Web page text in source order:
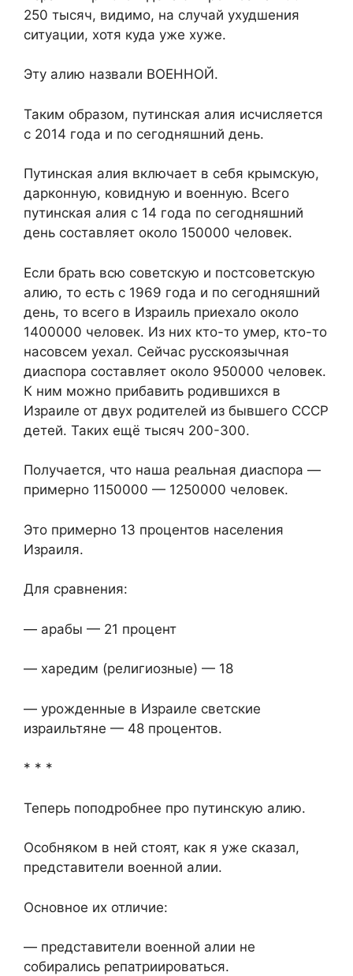
250 тысяч, видимо, на случай ухудшения
ситуации, хотя куда уже хуже.
Эту алию назвали ВОЕННОЙ.
Таким образом, путинская алия исчисляется
с 2014 года и по сегодняшний день.
Путинская алия включает в себя крымскую,
дарконную, ковидную и военную. Всего
путинская алия с 14 года по сегодняшний
день составляет около 150000 человек.
Если брать всю советскую и постсоветскую
алию, то есть с 1969 года и по сегодняшний
день, то всего в Израиль приехало около
1400000 человек. Из них кто-то умер, кто-то
насовсем уехал. Сейчас русскоязычная
диаспора составляет около 950000 человек.
К ним можно прибавить родившихся в
Израиле от двух родителей из бывшего СССР
детей. Таких ещё тысяч 200-300.
Получается, что наша реальная диаспора —
примерно 1150000 — 1250000 человек.
Это примерно 13 процентов населения
Израиля.
Для сравнения:
— арабы — 21 процент
— харедим (религиозные) — 18
— урожденные в Израиле светские
израильтяне — 48 процентов.
* * *
Теперь поподробнее про путинскую алию.
Особняком в ней стоят, как я уже сказал,
представители военной алии.
Основное их отличие:
— представители военной алии не
собирались репатриироваться.